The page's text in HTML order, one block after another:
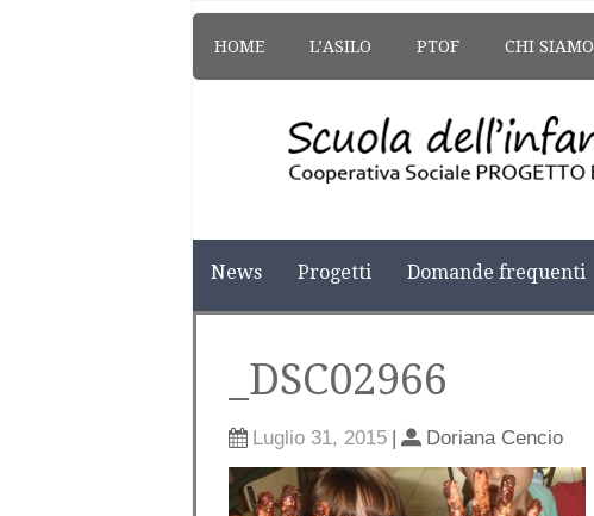
HOME L’ASILO PTOF CHI SIAMO
News Progetti Domande frequenti
_DSC02966
Luglio 31, 2015 | Doriana Cencio